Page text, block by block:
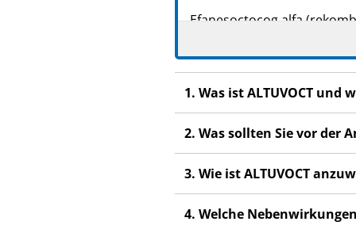
Efanesoctocog alfa
▼ Dieses Arzneimittel
melden. Hinweise zur
Lesen Sie die gesamte
beginnen, denn sie
Heben Sie die
Wenn Sie weitere
Fachpersonal.
Dieses Arzneimittel
1. Was ist ALTUVOCT und
2. Was sollten Sie vor der
3. Wie ist ALTUVOCT
4. Welche